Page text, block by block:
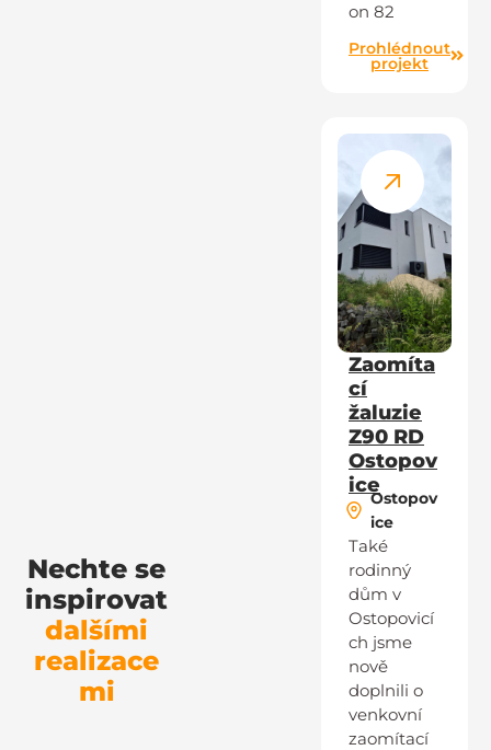
Nechte se
inspirovat
dalšími
realizace
mi
on 82
Prohlédnout
projekt
Zaomíta
cí
žaluzie
Z90 RD
Ostopov
ice
Ostopov
ice
Také
rodinný
dům v
Ostopovicí
ch jsme
nově
doplnili o
venkovní
zaomítací